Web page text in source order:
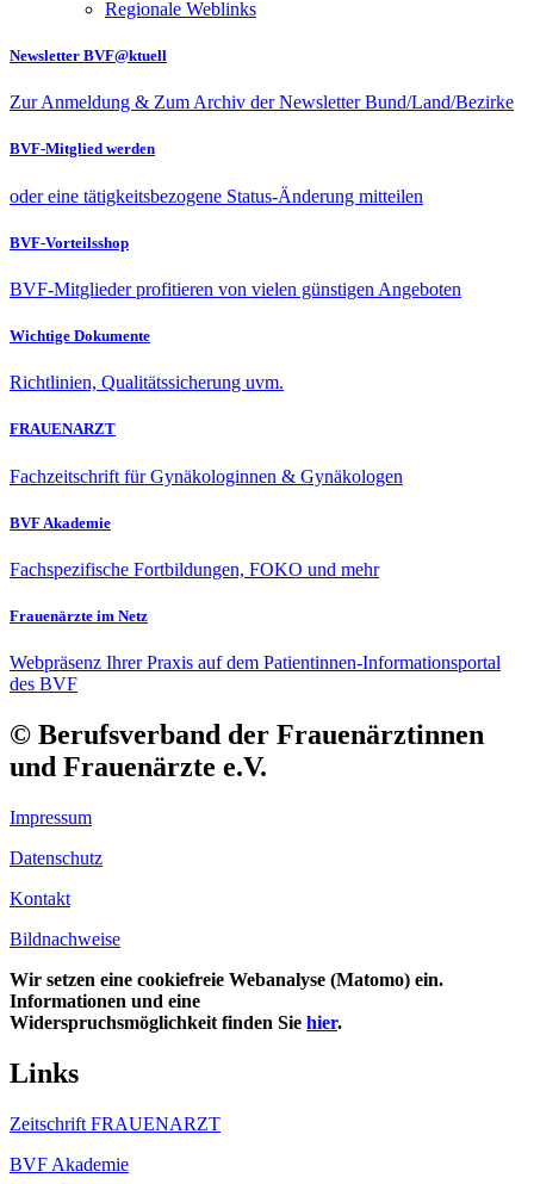
Regionale Weblinks
Newsletter BVF@ktuell
Zur Anmeldung & Zum Archiv der Newsletter Bund/Land/Bezirke
BVF-Mitglied werden
oder eine tätigkeitsbezogene Status-Änderung mitteilen
BVF-Vorteilsshop
BVF-Mitglieder profitieren von vielen günstigen Angeboten
Wichtige Dokumente
Richtlinien, Qualitätssicherung uvm.
FRAUENARZT
Fachzeitschrift für Gynäkologinnen & Gynäkologen
BVF Akademie
Fachspezifische Fortbildungen, FOKO und mehr
Frauenärzte im Netz
Webpräsenz Ihrer Praxis auf dem Patientinnen-Informationsportal
des BVF
© Berufsverband der Frauenärztinnen
und Frauenärzte e.V.
Impressum
Datenschutz
Kontakt
Bildnachweise
Wir setzen eine cookiefreie Webanalyse (Matomo) ein.
Informationen und eine
Widerspruchsmöglichkeit finden Sie hier.
Links
Zeitschrift FRAUENARZT
BVF Akademie